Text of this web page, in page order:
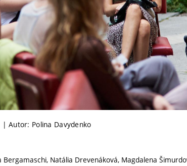
Autor: Polina Davydenko
Natália Drevenáková, Magdalena